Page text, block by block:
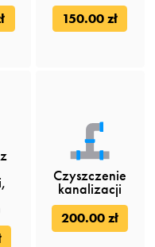
150.00 zł
Czyszczenie
kanalizacji
200.00 zł